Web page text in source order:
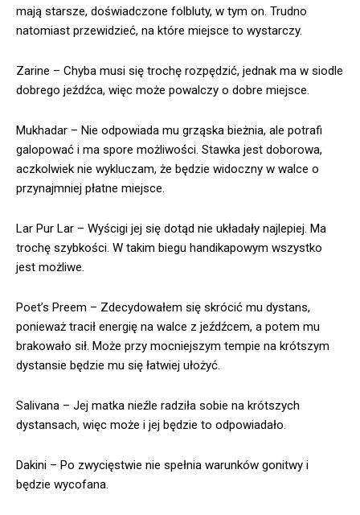
mają starsze, doświadczone folbluty, w tym on. Trudno
natomiast przewidzieć, na które miejsce to wystarczy.
Zarine – Chyba musi się trochę rozpędzić, jednak ma w siodle
dobrego jeźdźca, więc może powalczy o dobre miejsce.
Mukhadar – Nie odpowiada mu grząska bieżnia, ale potrafi
galopować i ma spore możliwości. Stawka jest doborowa,
aczkolwiek nie wykluczam, że będzie widoczny w walce o
przynajmniej płatne miejsce.
Lar Pur Lar – Wyścigi jej się dotąd nie układały najlepiej. Ma
trochę szybkości. W takim biegu handikapowym wszystko
jest możliwe.
Poet’s Preem – Zdecydowałem się skrócić mu dystans,
ponieważ tracił energię na walce z jeźdźcem, a potem mu
brakowało sił. Może przy mocniejszym tempie na krótszym
dystansie będzie mu się łatwiej ułożyć.
Salivana – Jej matka nieźle radziła sobie na krótszych
dystansach, więc może i jej będzie to odpowiadało.
Dakini – Po zwycięstwie nie spełnia warunków gonitwy i
będzie wycofana.